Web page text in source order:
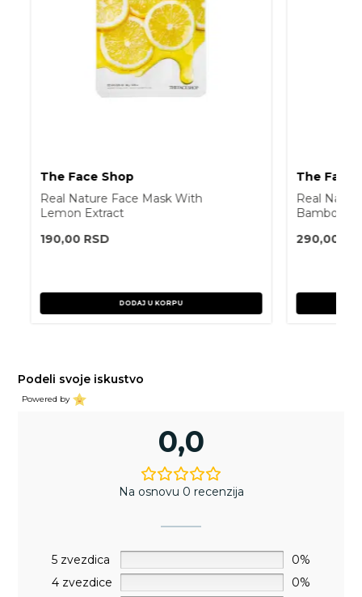
The Face Shop
Real Nature Face Mask With
Lemon Extract
190,00 RSD
DODAJ U KORPU
The Face
Real
Bamboo
290,00
Podeli svoje iskustvo
Powered by
0,0
Na osnovu 0 recenzija
5 zvezdica
0%
4 zvezdice
0%